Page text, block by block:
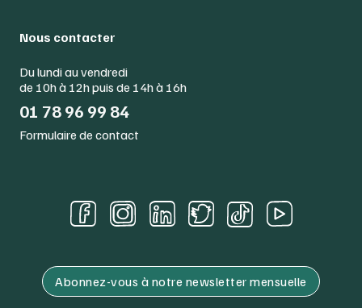
Nous contacter
Du lundi au vendredi
de 10h à 12h puis de 14h à 16h
01 78 96 99 84
Formulaire de contact
Abonnez-vous à notre newsletter mensuelle